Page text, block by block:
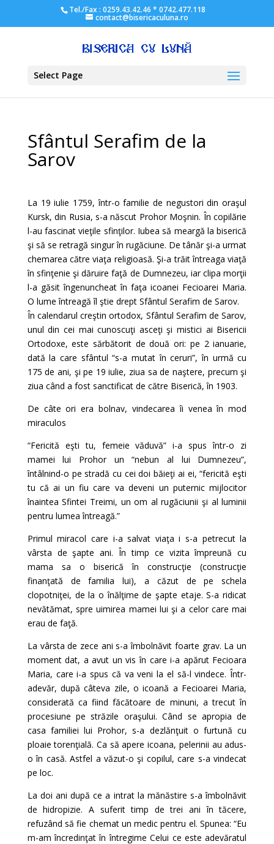
Tel./Fax : 0259.43.42.46 * 0742.477.118
contact@bisericaculuna.ro
Select Page
Sfântul Serafim de la
Sarov
La 19 iulie 1759, într-o familie de negustori din oraşul
Kursk, din Rusia, s-a născut Prohor Moşnin. În copilărie
l-au fascinat vieţile sfinţilor. Iubea să meargă la biserică
şi să se retragă singur în rugăciune. De tânăr şi-a urmat
chemarea către viaţa religioasă. Şi-a trăit întreaga viaţă
în sfinţenie şi dăruire faţă de Dumnezeu, iar clipa morţii
l-a găsit îngenuncheat în faţa icoanei Fecioarei Maria.
O lume întreagă îl ştie drept Sfântul Serafim de Sarov.
În calendarul creştin ortodox, Sfântul Serafim de Sarov,
unul din cei mai cunoscuţi asceţi şi mistici ai Bisericii
Ortodoxe, este sărbătorit de două ori: pe 2 ianuarie,
dată la care sfântul “s-a mutat în ceruri”, în urmă cu
175 de ani, şi pe 19 iulie, ziua sa de naştere, precum şi
ziua când a fost sanctificat de către Biserică, în 1903.
De câte ori era bolnav, vindecarea îi venea în mod
miraculos
“Fericită eşti tu, femeie văduvă” i-a spus într-o zi
mamei lui Prohor un “nebun al lui Dumnezeu”,
întâlnind-o pe stradă cu cei doi băieţi ai ei, “fericită eşti
tu că ai un fiu care va deveni un puternic mijlocitor
înaintea Sfintei Treimi, un om al rugăciunii şi al luminii
pentru lumea întreagă.”
Primul miracol care i-a salvat viaţa i s-a petrecut la
vârsta de şapte ani. În timp ce vizita împreună cu
mama sa o biserică în construcţie (construcţie
finanţată de familia lui), a căzut de pe schela
clopotniţei, de la o înălţime de şapte etaje. S-a ridicat
nevătămat, spre uimirea mamei lui şi a celor care mai
erau de faţă.
La vârsta de zece ani s-a îmbolnăvit foarte grav. La un
moment dat, a avut un vis în care i-a apărut Fecioara
Maria, care i-a spus că va veni la el să-l vindece. Într-
adevăr, după câteva zile, o icoană a Fecioarei Maria,
considerată ca fiind făcătoare de minuni, a trecut în
procesiune pe străzile oraşului. Când se apropia de
casa familiei lui Prohor, s-a dezlănţuit o furtună cu
ploaie torenţială. Ca să apere icoana, pelerinii au adus-
o în casă. Astfel a văzut-o şi copilul, care s-a vindecat
pe loc.
La doi ani după ce a intrat la mănăstire s-a îmbolnăvit
de hidropizie. A suferit timp de trei ani în tăcere,
refuzând să fie chemat un medic pentru el. Spunea: “Eu
m-am încredinţat în întregime Celui ce este adevăratul